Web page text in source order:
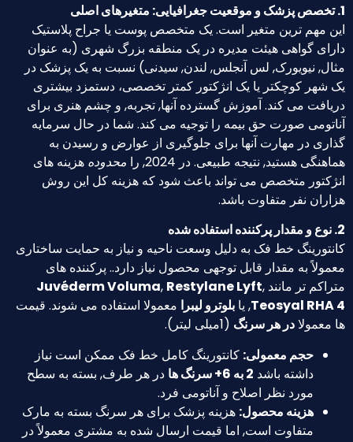
1. تخصص پزشک و موقعیت جغرافیایی: متغیرهای اصلی
این مهم ترین متغیر است. یک متخصص پوست یا جراح پلاستیک
دارای گواهی هیئت مدیره در یک منطقه بزرگ شهری (به عنوان
مثال, نیویورک, لس آنجلس, لندن, سیدنی) نسبت به یک پزشک در
یک شهر کوچکتر یا یک انژکتور کمتر تخصصی، دستمزد بیشتری
دریافت می کند. آموزش گسترده آنها, تجربه, و چشم هنری برای
آناتومی صورت حق بیمه را توجیه می کند. شما در حال سرمایه
گذاری در مهارت آنها برای جلوگیری از عوارض و رسیدن به
هماهنگی هستید, نتیجه طبیعی. در 2024, را
محدوده هزینه های
انژکتور متخصص می تواند باعث شود که هزینه کل این روش
هزاران نفر متفاوت باشد.
2. نوع و مقدار پرکننده استفاده شده
کانتورینگ خط فک به دلیل وسعت ناحیه و نیاز به حمایت ساختاری
معمولاً به مقدار قابل توجهی محصول نیاز دارد.. پرکننده های
متراکم تر مانند
Juvéderm Voluma, Restylane Lyft,
Teosyal RHA 4, یا بلوترو لیبرا معمولا استفاده می شوند. قیمت
ها معمولادر هر سرنگ (1میلی لیتر).
حجم معمولی: کانتورینگ کامل خط فک ممکن است نیاز
داشته باشد 2 به 6+ سرنگ ها
در هر طرف, بسته به سطح
مورد نظر اصلاح و آناتومی فرد.
هزینه محصول: هزینه پزشک برای هر سرنگ بسته به مارک
متفاوت است, اما قیمت ارسال شده به مشتری معمولاً در